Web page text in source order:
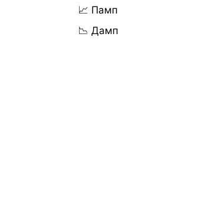
📈 Памп
📉 Дамп